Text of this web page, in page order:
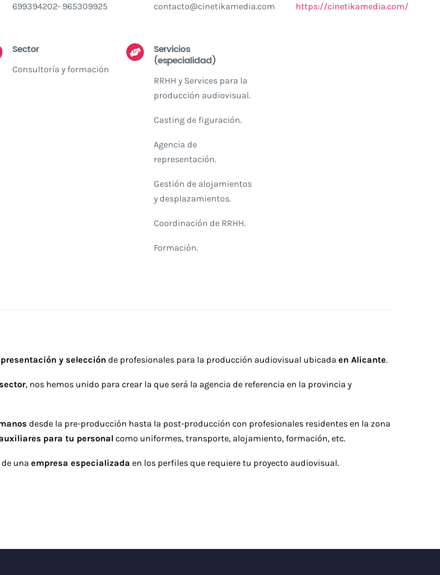
699394202- 965309925 contacto@cinetikamedia.com https://cinetikamedia.com/
Sector
Consultoría y formación
Servicios
(especialidad)
RRHH y Services para la
producción audiovisual.
Casting de figuración.
Agencia de
representación.
Gestión de alojamientos
y desplazamientos.
Coordinación de RRHH.
Formación.
y selección de profesionales para la producción audiovisual ubicada en Alicante.
, nos hemos unido para crear la que será la agencia de referencia en la provincia y
desde la pre-producción hasta la post-producción con profesionales residentes en la zona
para tu personal como uniformes, transporte, alojamiento, formación, etc.
una empresa especializada en los perfiles que requiere tu proyecto audiovisual.